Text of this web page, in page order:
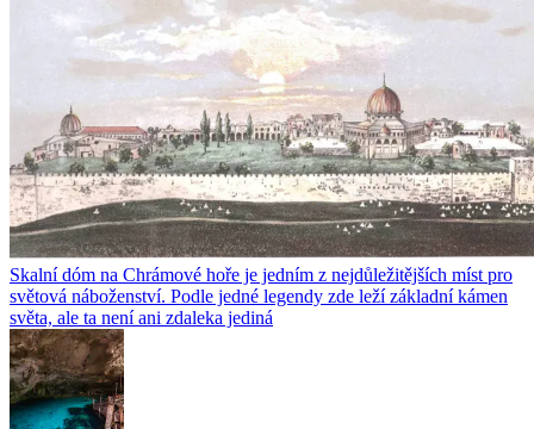
Skalní dóm na Chrámové hoře je jedním z nejdůležitějších míst pro
světová náboženství. Podle jedné legendy zde leží základní kámen
světa, ale ta není ani zdaleka jediná